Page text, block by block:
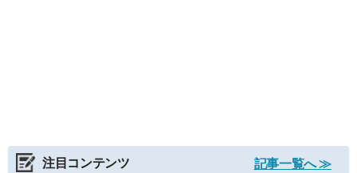
注目コンテンツ
記事一覧へ ≫